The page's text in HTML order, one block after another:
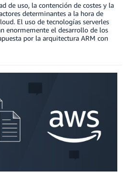
de uso, la contención de costes y la
determinantes a la hora de
El uso de tecnologías serverles
enormemente el desarrollo de los
por la arquitectura ARM con